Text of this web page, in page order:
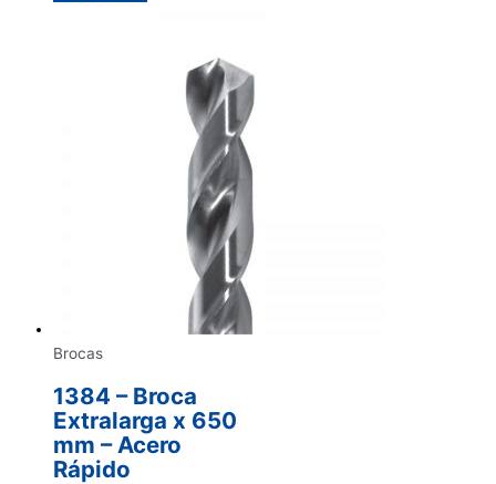
Brocas
1384 – Broca
Extralarga x 650
mm – Acero
Rápido